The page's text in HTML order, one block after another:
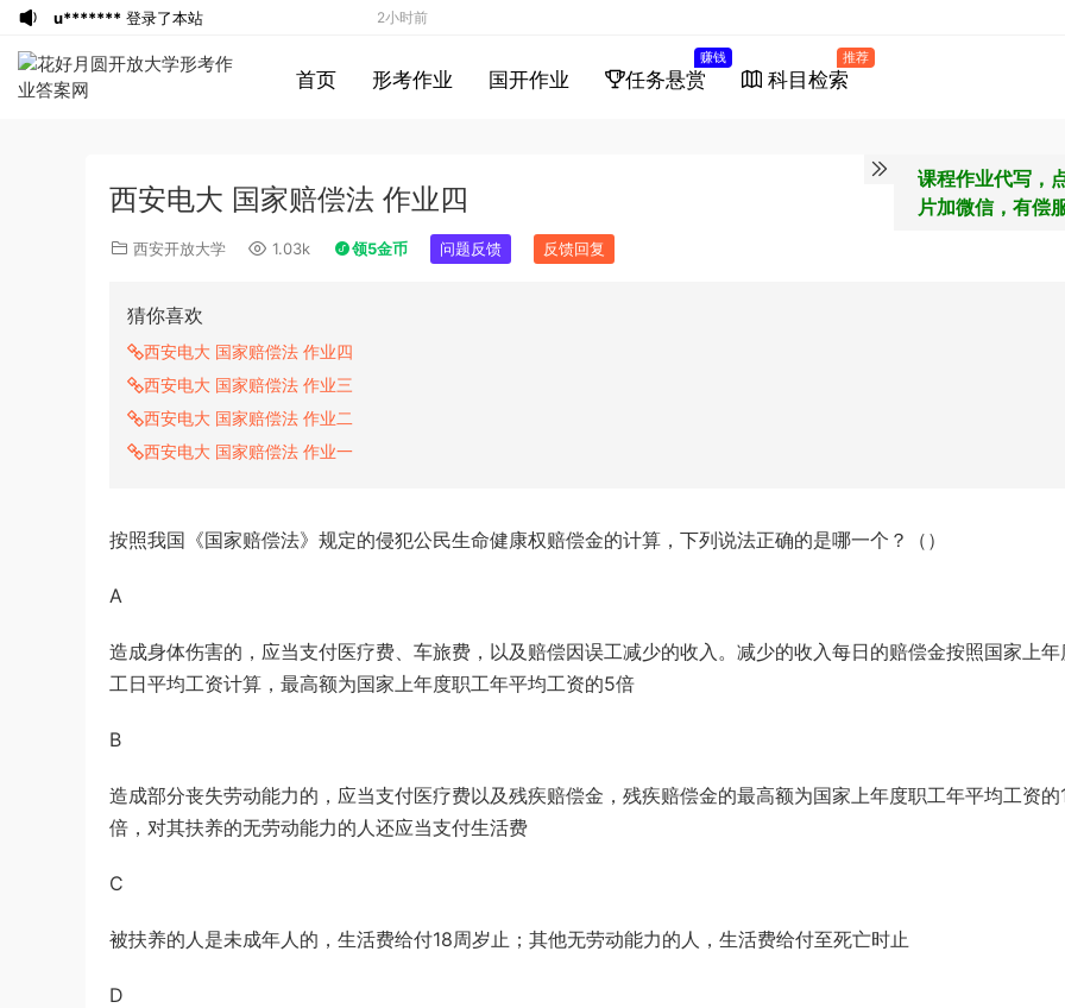
首页 形考作业 国开作业 任务悬赏
赚钱
科目检索
推荐
西安电大 国家赔偿法 作业四
西安开放大学 1.03k 领5金币 问题反馈 反馈回复
猜你喜欢
西安电大 国家赔偿法 作业四
西安电大 国家赔偿法 作业三
西安电大 国家赔偿法 作业二
西安电大 国家赔偿法 作业一
按照我国《国家赔偿法》规定的侵犯公民生命健康权赔偿金的计算，下列说法正确的是哪一个？（）
A
造成身体伤害的，应当支付医疗费、车旅费，以及赔偿因误工减少的收入。减少的收入每日的赔偿金按照国家上年
工日平均工资计算，最高额为国家上年度职工年平均工资的5倍
B
造成部分丧失劳动能力的，应当支付医疗费以及残疾赔偿金，残疾赔偿金的最高额为国家上年度职工年平均工资的
倍，对其扶养的无劳动能力的人还应当支付生活费
C
被扶养的人是未成年人的，生活费给付18周岁止；其他无劳动能力的人，生活费给付至死亡时止
D
课程作业代写，
片加微信，有偿
u******* 登录了本站 2小时前
u*******登录了本站
游客下载了资源
2021年0327安徽公务
3小时前
《行测》真题（区级及以上）参考答案及
下载了资源2017年422公务员联考
6小时前
下载了资源
2017年422公务员联考
考试《申论》真题及参考答案
下载了资源 2015年北京公务员考试
《行测》卷参考答案及解析
下载了资源2019年420联考《申
论》真题（黑龙江县乡卷）及答案
登录了本站
u*******登录了本站 2小时前